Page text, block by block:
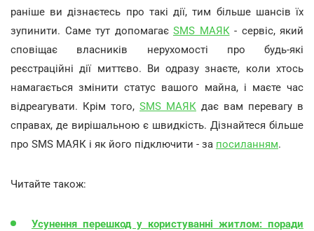
раніше ви дізнаєтесь про такі дії, тим більше шансів їх
зупинити. Саме тут допомагає SMS МАЯК- сервіс, який
сповіщає власників нерухомості про будь-які
реєстраційні дії миттєво. Ви одразу знаєте, коли хтось
намагається змінити статус вашого майна, і маєте час
відреагувати. Крім того, SMS МАЯК дає вам перевагу в
справах, де вирішальною є швидкість. Дізнайтеся більше
про SMS МАЯК і як його підключити - за посиланням.
Читайте також:
Усунення перешкод у користуванні житлом: поради